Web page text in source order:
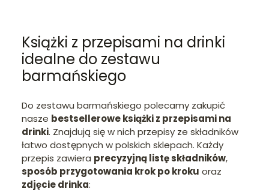
Książki z przepisami na drinki
idealne do zestawu
barmańskiego
Do zestawu barmańskiego polecamy zakupić
nasze bestsellerowe książki z przepisami na
drinki. Znajdują się w nich przepisy ze składników
łatwo dostępnych w polskich sklepach. Każdy
przepis zawiera precyzyjną listę składników,
sposób przygotowania krok po kroku oraz
zdjęcie drinka: